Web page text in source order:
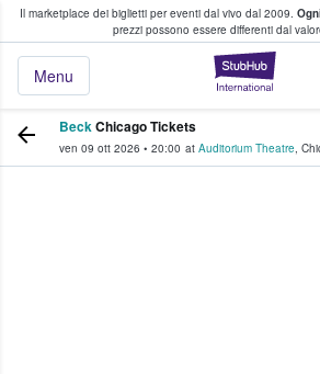
Il marketplace dei biglietti per eventi dal vivo dal 2009.
prezzi possono essere differenti dal
Menu
fan comprano e vendono
BeckChicago Tickets
ven 09 ott 2026 • 20:00 at Auditorium Theatre,